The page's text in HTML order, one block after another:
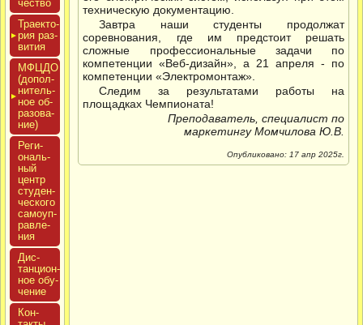
чес­тво
Тра­ек­то­
рия раз­
ви­тия
МФЦДО
(до­пол­
ни­тель­
ное об­
ра­зова­
ние)
Реги­
ональ­
ный
центр
сту­ден­
ческо­го
са­мо­уп­
равле­
ния
Дис­
танци­он­
ное обу­
чение
Кон­
техническую документацию.
Завтра наши студенты продолжат
соревнования, где им предстоит решать
сложные профессиональные задачи по
компетенции «Веб-дизайн», а 21 апреля - по
компетенции «Электромонтаж».
Следим за результатами работы на
площадках Чемпионата!
Преподаватель, специалист по
маркетингу Момчилова Ю.В.
Опубликовано: 17 апр 2025г.